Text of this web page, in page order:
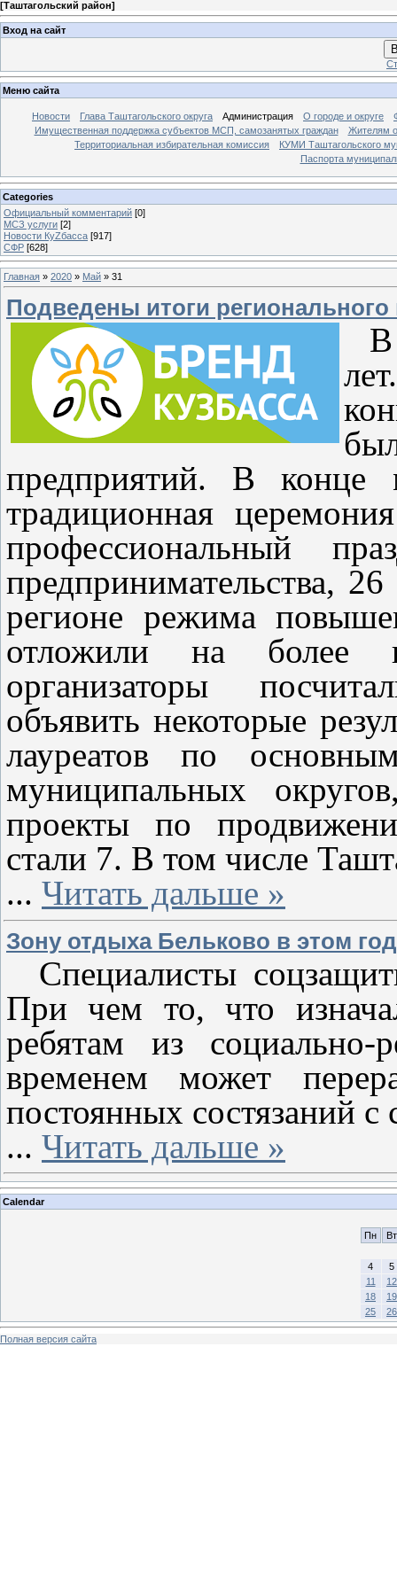
[Таштагольский район]
Вход на сайт
Меню сайта
Новости Глава Таштагольского округа Администрация О городе и округе
Имущественная поддержка субъектов МСП, самозанятых граждан
Жителям
Территориальная избирательная комиссия
КУМИ Таштагольского
Паспорта
Categories
Официальный комментарий [0]
МСЗ услуги [2]
Новости КуZбасса [917]
СФР [628]
Главная » 2020 » Май » 31
Подведены итоги регионального
В
предприятий. В конце
традиционная
профессиональный
предпринимательства,
регионе режима
отложили на более
организаторы
объявить некоторые
лауреатов по
муниципальных
проекты по
стали 7. В том числе
... Читать дальше »
Зону отдыха Бельково в этом
Специалисты
При чем то, что
ребятам из социально-
временем может
постоянных состязаний
... Читать дальше »
Calendar
Пн Вт
4
5
11
12
18
19
25
26
Полная версия сайта